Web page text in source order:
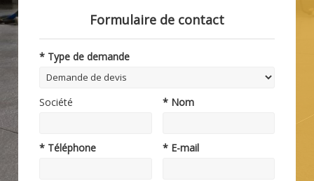
Formulaire de contact
* Type de demande
Société * Nom
* Téléphone * E-mail